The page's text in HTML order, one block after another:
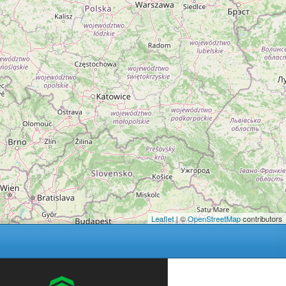
Leaflet| ©OpenStreetMapcontributors